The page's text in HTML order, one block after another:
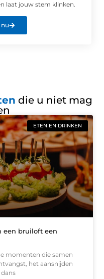
laat jouw stem klinken.
die u niet mag
ETEN EN DRINKEN
een bruiloft een
momenten die samen
het aansnijden